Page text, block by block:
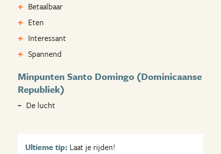
Betaalbaar
Eten
Interessant
Spannend
Minpunten Santo Domingo (Dominicaanse
Republiek)
De lucht
Ultieme tip: Laat je rijden!